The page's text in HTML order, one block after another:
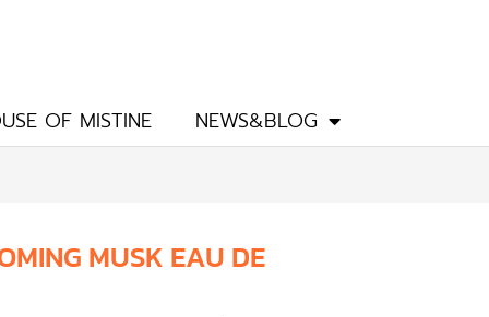
OF MISTINE NEWS&BLOG
MUSK EAU DE